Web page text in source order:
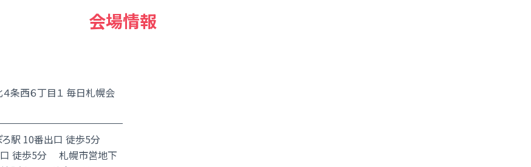
会場情報
条西６丁目１ 毎日札幌会
ろ駅 10番出口 徒歩5分
口 徒歩5分 札幌市営地下